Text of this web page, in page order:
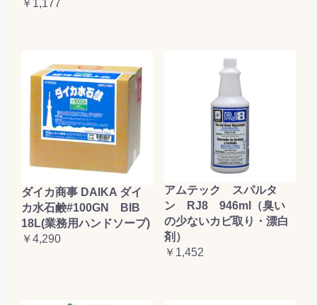
￥1,177
ダイカ商事 DAIKA ダイ
カ水石鹸#100GN BIB
18L(業務用ハンドソープ)
￥4,290
アムテック スパルタ
ン RJ8 946ml（臭い
の少ないカビ取り・漂白
剤）
￥1,452